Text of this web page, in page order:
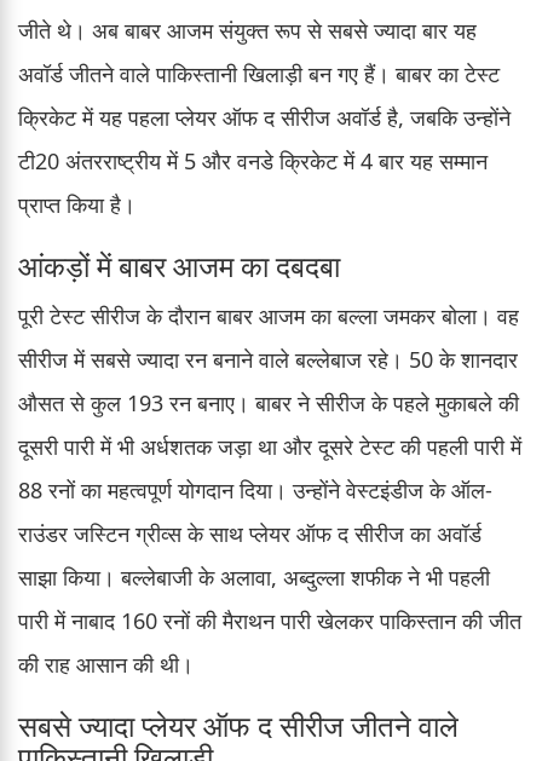
जीते थे। अब बाबर आजम संयुक्त रूप से सबसे ज्यादा बार यह
अवॉर्ड जीतने वाले पाकिस्तानी खिलाड़ी बन गए हैं। बाबर का टेस्ट
क्रिकेट में यह पहला प्लेयर ऑफ द सीरीज अवॉर्ड है, जबकि उन्होंने
टी20 अंतरराष्ट्रीय में 5 और वनडे क्रिकेट में 4 बार यह सम्मान
प्राप्त किया है।
आंकड़ों में बाबर आजम का दबदबा
पूरी टेस्ट सीरीज के दौरान बाबर आजम का बल्ला जमकर बोला। वह
सीरीज में सबसे ज्यादा रन बनाने वाले बल्लेबाज रहे। 50 के शानदार
औसत से कुल 193 रन बनाए। बाबर ने सीरीज के पहले मुकाबले की
दूसरी पारी में भी अर्धशतक जड़ा था और दूसरे टेस्ट की पहली पारी में
88 रनों का महत्वपूर्ण योगदान दिया। उन्होंने वेस्टइंडीज के ऑल-
राउंडर जस्टिन ग्रीव्स के साथ प्लेयर ऑफ द सीरीज का अवॉर्ड
साझा किया। बल्लेबाजी के अलावा, अब्दुल्ला शफीक ने भी पहली
पारी में नाबाद 160 रनों की मैराथन पारी खेलकर पाकिस्तान की जीत
की राह आसान की थी।
सबसे ज्यादा प्लेयर ऑफ द सीरीज जीतने वाले